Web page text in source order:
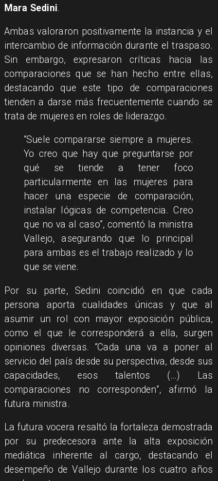
Mara Sedini.
Ambas valoraron positivamente la instancia y el
intercambio de información durante el traspaso.
Sin embargo, expresaron críticas hacia las
comparaciones que se han hecho entre ellas,
destacando que este tipo de comparaciones
tienden a darse más frecuentemente cuando se
trata de mujeres en roles de liderazgo.
“Suele compararse siempre a mujeres.
Yo creo que hay que preguntarse por
qué se tiende a tener foco
particularmente en las mujeres para
hacer una especie de comparación,
instalar lógicas de competencia. Creo
que no va al caso”, comentó la ministra
Vallejo, asegurando que lo principal
para ambas es el trabajo realizado y lo
que se viene.
Por su parte, Sedini coincidió en que cada
persona aporta cualidades únicas y que al
asumir un rol con mayor exposición pública,
como el que le corresponderá a ella, surgen
opiniones diversas. “Cada una va a poner al
servicio del país desde su perspectiva, desde sus
capacidades, esos talentos (…) Las
comparaciones no corresponden”, afirmó la
futura ministra.
La futura vocera resaltó la fortaleza demostrada
por su predecesora ante la alta exposición
mediática inherente al cargo, destacando el
desempeño de Vallejo durante los cuatro años